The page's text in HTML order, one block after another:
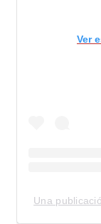
Ver
Una